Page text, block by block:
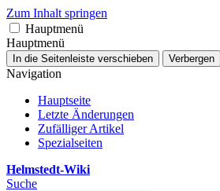
Zum Inhalt springen
Hauptmenü
Hauptmenü
In die Seitenleiste verschieben Verbergen
Navigation
Hauptseite
Letzte Änderungen
Zufälliger Artikel
Spezialseiten
Helmstedt-Wiki
Suche